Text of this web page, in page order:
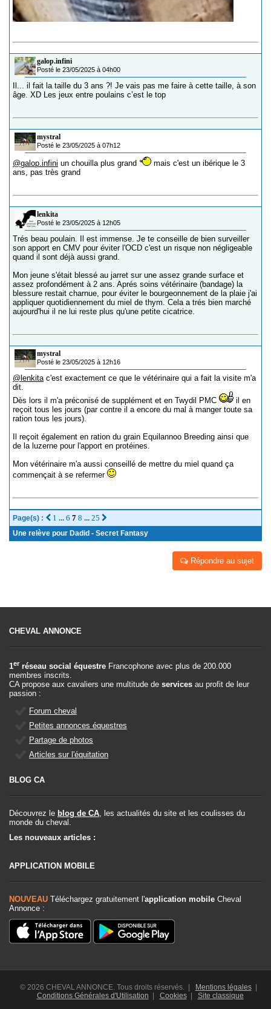
galop.infini
Posté le 23/05/2025 à 04h00
Il... il fait la taille du 3 ans ?! Je vais pas me faire à cette taille, à son
âge. XD Les jeux entre poulains c’est le top
mystral
Posté le 23/05/2025 à 07h12
@galop.infini un chouilla plus grand
mais c'est un ibérique le 3
ans, pas très grand
lenkita
Posté le 23/05/2025 à 12h05
Trés beau poulain. Il est immense. Je te conseille de bien surveiller
son apport en CMV pour éviter l'OCD c'est un risque non négligeable
quand il sont déjà aussi grand.
Mon jeune s'était blessé au jarret sur une assez grande surface et
assez profondément à 2 ans. Aprés soins vétérinaire (bandage) la
blessure restait charnue, pour éviter le bourgeonnement de la plaie j'ai
appliquer quotidiennement du miel de thym. Cela a trés bien marché
aujourd'hui il ne lui reste plus qu'une petite cicatrice.
mystral
Posté le 23/05/2025 à 12h16
@lenkita c'est exactement ce que le vétérinaire qui a fait la visite m'a
dit.
Dès lors il m'a préconisé de supplément et en Twydil PMC
il en
reçoit tous les jours (par contre il a encore du mal à manger toute sa
ration tous les jours).
Il reçoit également en ration du grain Equilannoo Breeding ainsi que
de la luzerne pour l'apport en protéines.
Mon vétérinaire m'a aussi conseillé de mettre du miel quand ça
commençait à se refermer
Page(s) : 1 ... 6 7 8 ... 25
Une relève pour Dadid - Secret Fantasy
Répondre au sujet
CHEVAL ANNONCE
1er réseau social équestre Francophone avec plus de 200.000
membres inscrits.
CA propose aux cavaliers une multitude de services au profit de leur
passion :
Forum cheval
Petites annonces équestres
Partage de photos
Articles sur l'équitation
BLOG CA
Découvrez le blog de CA , les actualités du site et les coulisses du
monde du cheval.
Les nouveaux articles :
APPLICATION MOBILE
NOUVEAU Téléchargez gratuitement l'application mobile Cheval
Annonce :
© 2026 CHEVAL ANNONCE. Tous droits réservés. | Mentions légales|
Conditions Générales d'Utilisation | Cookies| Site classique